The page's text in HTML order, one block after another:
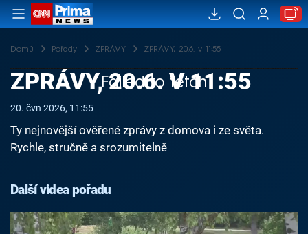
Domů Pořady ZPRÁVY ZPRÁVY, 20.6. v 11:55
Failed to fetch
ZPRÁVY, 20.6. V 11:55
20. čvn 2026, 11:55
Ty nejnovější ověřené zprávy z domova i ze světa.
Rychle, stručně a srozumitelně
Další videa pořadu